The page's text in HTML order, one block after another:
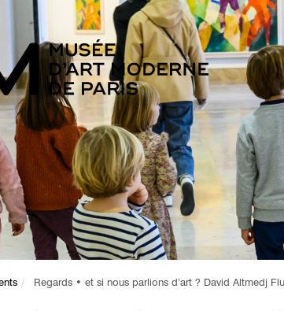
Regards • et si nous parlions d’art ? David Altmedj